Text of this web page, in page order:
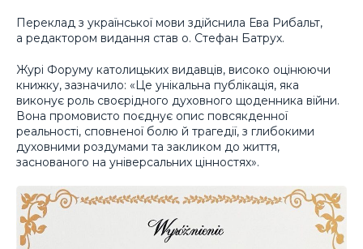
Переклад з української мови здійснила Ева Рибальт,
а редактором видання став о. Стефан Батрух.
Журі Форуму католицьких видавців, високо оцінюючи
книжку, зазначило: «Це унікальна публікація, яка
виконує роль своєрідного духовного щоденника війни.
Вона промовисто поєднує опис повсякденної
реальності, сповненої болю й трагедії, з глибокими
духовними роздумами та закликом до життя,
заснованого на універсальних цінностях».